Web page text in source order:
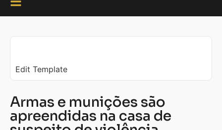
Edit Template
Armas e munições são
apreendidas na casa de